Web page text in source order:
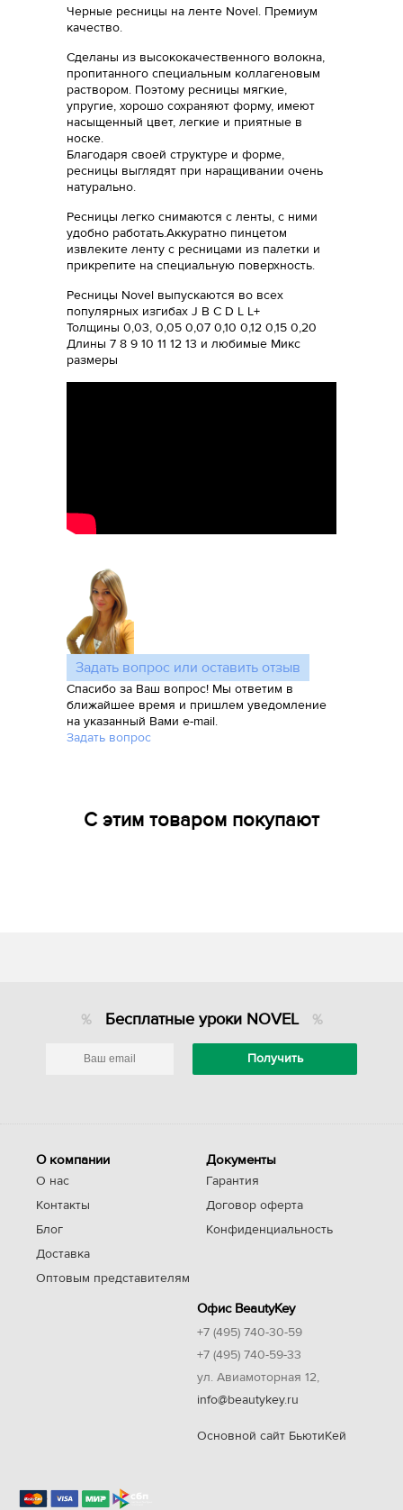
Черные ресницы на ленте Novel. Премиум
качество.
Сделаны из высококачественного волокна,
пропитанного специальным коллагеновым
раствором. Поэтому ресницы мягкие,
упругие, хорошо сохраняют форму, имеют
насыщенный цвет, легкие и приятные в
носке.
Благодаря своей структуре и форме,
ресницы выглядят при наращивании очень
натурально.
Ресницы легко снимаются с ленты, с ними
удобно работать.Аккуратно пинцетом
извлеките ленту с ресницами из палетки и
прикрепите на специальную поверхность.
Ресницы Novel выпускаются во всех
популярных изгибах J B C D L L+
Толщины 0,03, 0,05 0,07 0,10 0,12 0,15 0,20
Длины 7 8 9 10 11 12 13 и любимые Микс
размеры
Задать вопрос или оставить отзыв
Спасибо за Ваш вопрос! Мы ответим в
ближайшее время и пришлем уведомление
на указанный Вами e-mail.
Задать вопрос
С этим товаром покупают
Бесплатные уроки NOVEL
О компании
О нас
Контакты
Блог
Доставка
Оптовым представителям
Документы
Гарантия
Договор оферта
Конфиденциальность
Офис BeautyKey
+7 (495) 740-30-59
+7 (495) 740-59-33
ул. Авиамоторная 12,
info@beautykey.ru
Основной сайт БьютиКей